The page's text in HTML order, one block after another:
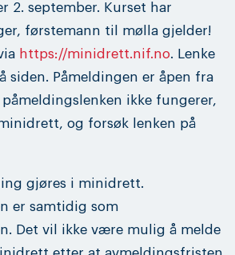
2. september. Kurset har
førstemann til mølla gjelder!
https://minidrett.nif.no. Lenke
siden. Påmeldingen er åpen fra
påmeldingslenken ikke fungerer,
og forsøk lenken på
gjøres i minidrett.
er samtidig som
Det vil ikke være mulig å melde